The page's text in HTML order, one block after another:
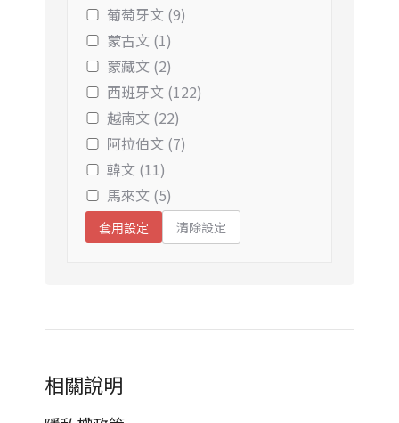
葡萄牙文 (9)
蒙古文 (1)
蒙藏文 (2)
西班牙文 (122)
越南文 (22)
阿拉伯文 (7)
韓文 (11)
馬來文 (5)
套用設定 清除設定
相關說明